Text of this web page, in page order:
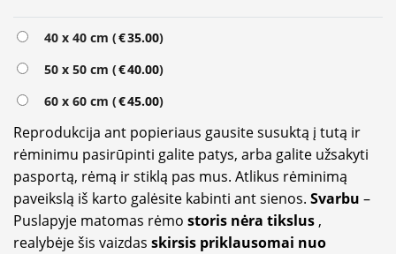
40 x 40 cm (€35.00)
50 x 50 cm (€40.00)
60 x 60 cm (€45.00)
Reprodukcija ant popieriaus gausite susuktą į tutą ir
rėminimu pasirūpinti galite patys, arba galite užsakyti
pasportą, rėmą ir stiklą pas mus. Atlikus rėminimą
paveikslą iš karto galėsite kabinti ant sienos. Svarbu –
Puslapyje matomas rėmo storis nėra tikslus,
realybėje šis vaizdas skirsis priklausomai nuo
Alternative: